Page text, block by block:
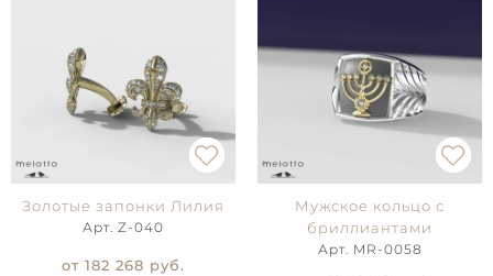
Золотые запонки Лилия
Арт. Z-040
от 182 268 руб.
Мужское кольцо с
бриллиантами
Арт. MR-0058